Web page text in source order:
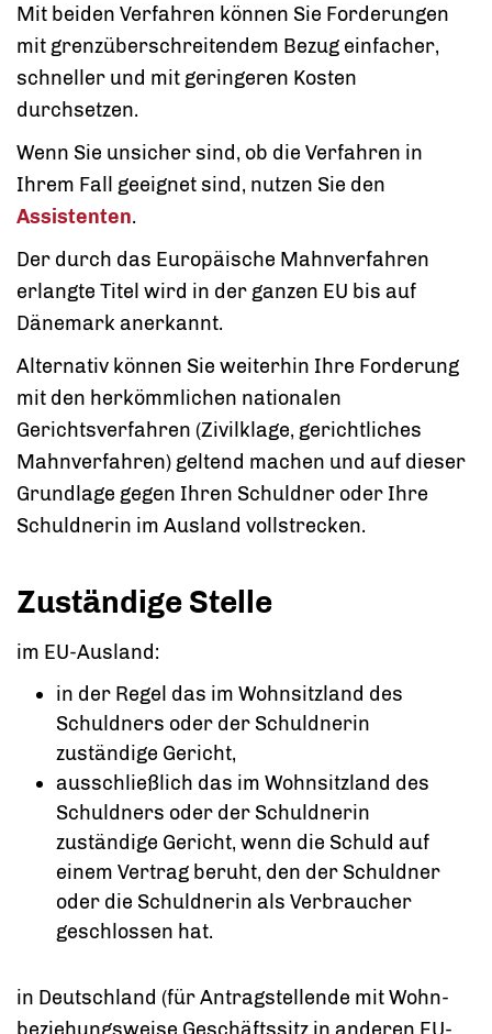
Mit beiden Verfahren können Sie Forderungen
mit grenzüberschreitendem Bezug einfacher,
schneller und mit geringeren Kosten
durchsetzen.
Wenn Sie unsicher sind, ob die Verfahren in
Ihrem Fall geeignet sind, nutzen Sie den
Assistenten.
Der durch das Europäische Mahnverfahren
erlangte Titel wird in der ganzen EU bis auf
Dänemark anerkannt.
Alternativ können Sie weiterhin Ihre Forderung
mit den herkömmlichen nationalen
Gerichtsverfahren (Zivilklage, gerichtliches
Mahnverfahren) geltend machen und auf dieser
Grundlage gegen Ihren Schuldner oder Ihre
Schuldnerin im Ausland vollstrecken.
Zuständige Stelle
im EU-Ausland:
in der Regel das im Wohnsitzland des
Schuldners oder der Schuldnerin
zuständige Gericht,
ausschließlich das im Wohnsitzland des
Schuldners oder der Schuldnerin
zuständige Gericht, wenn die Schuld auf
einem Vertrag beruht, den der Schuldner
oder die Schuldnerin als Verbraucher
geschlossen hat.
in Deutschland (für Antragstellende mit Wohn-